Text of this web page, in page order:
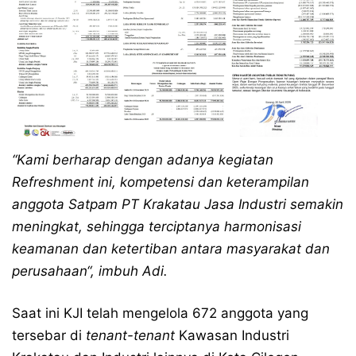
“Kami berharap dengan adanya kegiatan
Refreshment ini, kompetensi dan keterampilan
anggota Satpam PT Krakatau Jasa Industri semakin
meningkat, sehingga terciptanya harmonisasi
keamanan dan ketertiban antara masyarakat dan
perusahaan“, imbuh Adi.
Saat ini KJI telah mengelola 672 anggota yang
tersebar di tenant-tenant Kawasan Industri